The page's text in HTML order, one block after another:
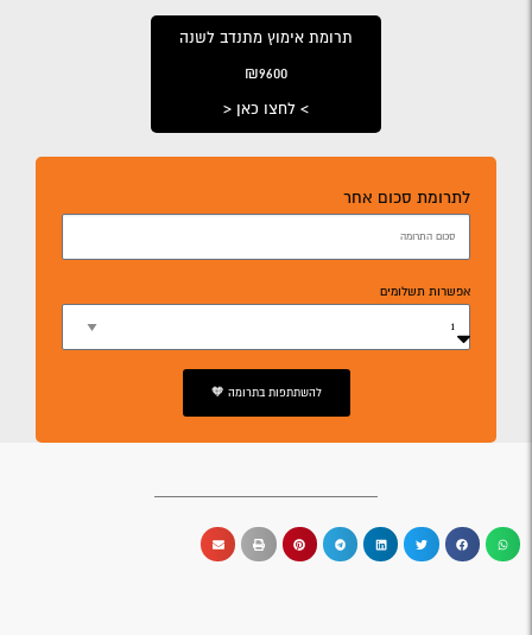
תרומת אימוץ מתנדב לשנה
₪9600
> לחצו כאן <
לתרומת סכום אחר
אפשרות תשלומים
להשתתפות בתרומה 🧡